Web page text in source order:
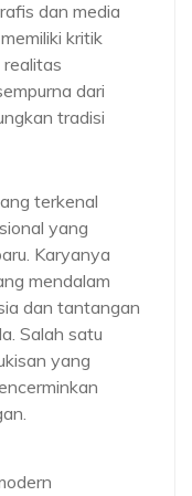
dan media
kritik
dari
tradisi
terkenal
yang
Karyanya
mendalam
dan tantangan
Salah satu
yang